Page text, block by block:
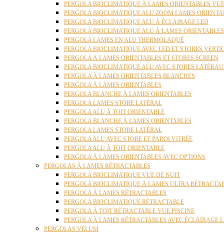
PERGOLA BIOCLIMATIQUE À LAMES ORIENTABLES
PERGOLA BIOCLIMATIQUE ALU ZOOM LAMES
PERGOLA BIOCLIMATIQUE ALU À ÉCLAIRAGE LED
PERGOLA BIOCLIMATIQUE ALU À LAMES
PERGOLA LAMES EN ALU THERMOLAQUÉ
PERGOLA BIOCLIMATIQUE AVEC LED ET STORES
PERGOLA À LAMES ORIENTABLES ET STORES SCREEN
PERGOLA BIOCLIMATIQUE ALU AVEC STORES
PERGOLA À LAMES ORIENTABLES BLANCHES
PERGOLA À LAMES ORIENTABLES
PERGOLA BLANCHE À LAMES ORIENTABLES
PERGOLA LAMES STORE LATÉRAL
PERGOLA ALU À TOIT ORIENTABLE
PERGOLA BLANCHE À LAMES ORIENTABLES
PERGOLA LAMES STORE LATÉRAL
PERGOLA ALU AVEC STORE ET PAROI VITRÉE
PERGOLA ALU À TOIT ORIENTABLE
PERGOLA À LAMES ORIENTABLES AVEC OPTIONS
PERGOLAS À LAMES RÉTRACTABLES
PERGOLA BIOCLIMATIQUE VUE DE NUIT
PERGOLA BIOCLIMATIQUE À LAMES ULTRA
PERGOLA À LAMES RÉTRACTABLES
PERGOLA BIOCLIMATIQUE RÉTRACTABLE
PERGOLA À TOIT RÉTRACTABLE VUE PISCINE
PERGOLA À LAMES RÉTRACTABLES AVEC ÉCLAIRAGE
PERGOLAS VÉLUM